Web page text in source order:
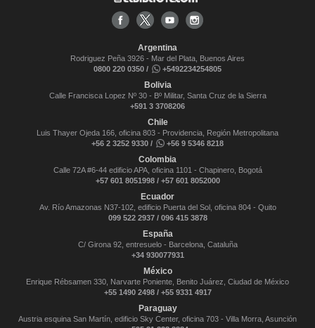
Argentina
Rodriguez Peña 3926 - Mar del Plata, Buenos Aires
0800 220 0350 /
+5492234254805
Bolivia
Calle Francisca Lopez Nº 30 - Bº Militar, Santa Cruz de la Sierra
+591 3 3708206
Chile
Luis Thayer Ojeda 166, oficina 803 - Providencia, Región Metropolitana
+56 2 3252 9330 /
+56 9 5346 8218
Colombia
Calle 72A #6-44 edificio APA, oficina 1101 - Chapinero, Bogotá
+57 601 8051998 / +57 601 8052000
Ecuador
Av. Río Amazonas N37-102, edificio Puerta del Sol, oficina 804 - Quito
099 522 2937 / 096 415 3878
España
C/ Girona 92, entresuelo - Barcelona, Cataluña
+34 930077931
México
Enrique Rébsamen 330, Narvarte Poniente, Benito Juárez, Ciudad de México
+55 1490 2498 / +55 9331 4917
Paraguay
Austria esquina San Martín, edificio Sky Center, oficina 703 - Villa Morra, Asunción